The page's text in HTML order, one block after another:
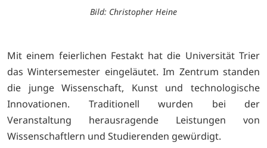
Bild: Christopher Heine
Mit einem feierlichen Festakt hat die Universität Trier
das Wintersemester eingeläutet. Im Zentrum standen
die junge Wissenschaft, Kunst und technologische
Innovationen. Traditionell wurden bei der
Veranstaltung herausragende Leistungen von
Wissenschaftlern und Studierenden gewürdigt.